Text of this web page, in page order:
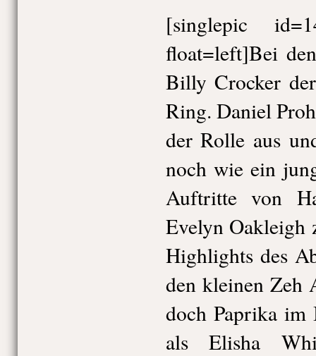
[singlepic
float=left]Bei
Billy Crocker
Ring. Daniel
der Rolle aus
noch wie ein
Auftritte von
Evelyn Oakleigh
Highlights des
den kleinen Zeh
doch Paprika
als Elisha